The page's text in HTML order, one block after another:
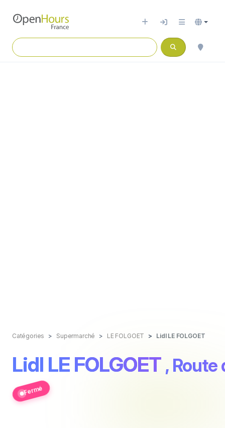
Catégories Supermarché LE FOLGOET Lidl LE FOLGOET
Lidl LE FOLGOET , Route
Fermé